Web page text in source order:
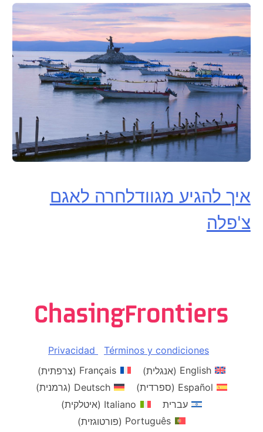
איך להגיע מגוודלחרה לאגם
צ'פלה
Privacidad
Términos y condiciones
English
(אנגלית)
Français
(צרפתית)
Español
(ספרדית)
Deutsch
(גרמנית)
עברית
Italiano
(איטלקית)
Português
(פורטוגזית)